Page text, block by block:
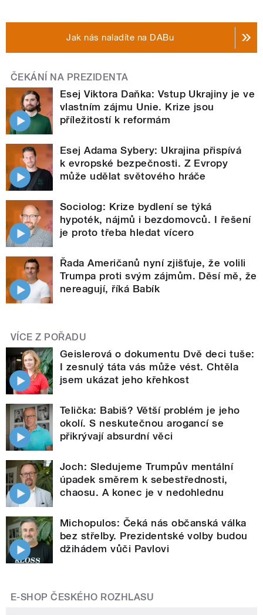
Jak nás naladíte na DABu
ČEKÁNÍ NA PREZIDENTA
Esej Viktora Daňka: Vstup Ukrajiny je ve
vlastním zájmu Unie. Krize jsou
příležitostí k reformám
Esej Adama Sybery: Ukrajina přispívá
k evropské bezpečnosti. Z Evropy
může udělat světového hráče
Sociolog: Krize bydlení se týká
hypoték, nájmů i bezdomovců. I řešení
je proto třeba hledat vícero
Řada Američanů nyní zjišťuje, že volili
Trumpa proti svým zájmům. Děsí mě, že
nereagují, říká Babík
VÍCE Z POŘADU
Geislerová o dokumentu Dvě deci tuše:
I zesnulý táta vás může vést. Chtěla
jsem ukázat jeho křehkost
Telička: Babiš? Větší problém je jeho
okolí. S neskutečnou arogancí se
přikrývají absurdní věci
Joch: Sledujeme Trumpův mentální
úpadek směrem k sebestřednosti,
chaosu. A konec je v nedohlednu
Michopulos: Čeká nás občanská válka
bez střelby. Prezidentské volby budou
džihádem vůči Pavlovi
E-SHOP ČESKÉHO ROZHLASU